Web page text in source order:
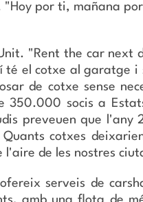
por ti, mañana
"Rent the car next
el cotxe al garatge i
de cotxe sense
350.000 socis a
preveuen que l'any
cotxes
l'aire de les nostres
serveis de